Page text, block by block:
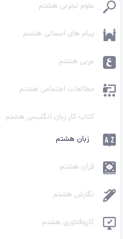
علوم تجربی هشتم
پیام های آسمانی هشتم
عربی هشتم
مطالعات اجتماعی هشتم
کتاب کار زبان انگلیسی هشتم
زبان هشتم
قرآن هشتم
نگارش هشتم
کاروفناوری هشتم